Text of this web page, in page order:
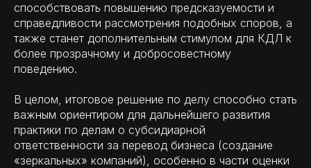
способствовать повышению предсказуемости и
справедливости рассмотрения подобных споров, а
также станет дополнительным стимулом для КДЛ к
более прозрачному и добросовестному
поведению.
В целом, итоговое решение по делу способно стать
важным ориентиром для дальнейшего развития
практики по делам о субсидиарной
ответственности за перевод бизнеса (создание
«зеркальных» компаний), особенно в части оценки